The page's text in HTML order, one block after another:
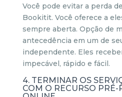
Você pode evitar a perda
Bookitit. Você oferece a
sempre aberta. Opção de
antecedência em um de
independente. Eles
impecável, rápido e fácil.
4. TERMINAR OS
COM O RECURSO PRÉ-